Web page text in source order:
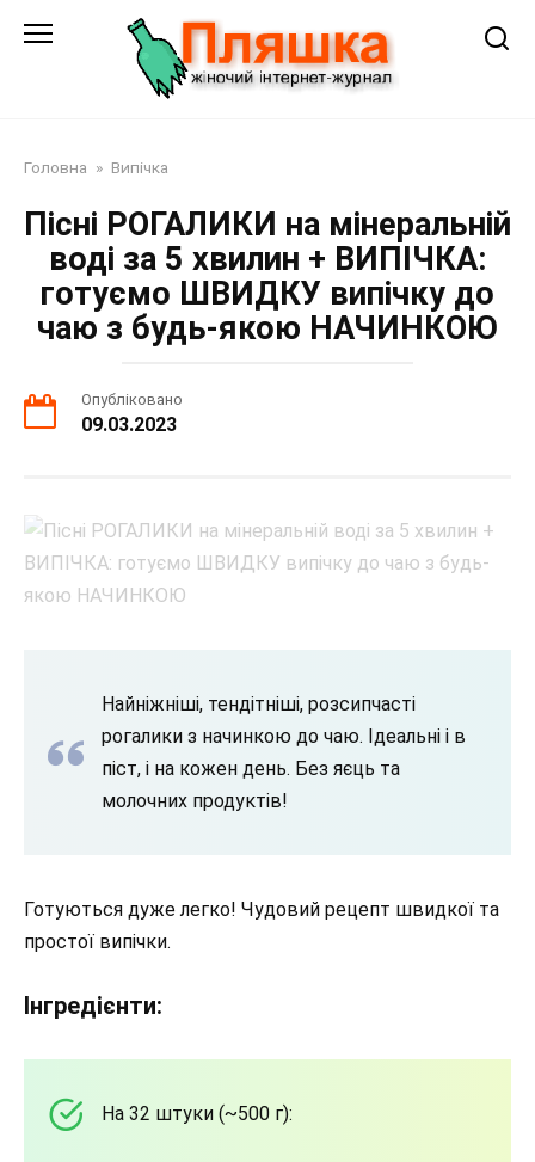
Головна » Випічка
Пісні РОГАЛИКИ на мінеральній
воді за 5 хвилин + ВИПІЧКА:
готуємо ШВИДКУ випічку до
чаю з будь-якою НАЧИНКОЮ
Опубліковано
09.03.2023
Найніжніші, тендітніші, розсипчасті
рогалики з начинкою до чаю. Ідеальні і в
піст, і на кожен день. Без яєць та
молочних продуктів!
Готуються дуже легко! Чудовий рецепт швидкої та
простої випічки.
Інгредієнти:
На 32 штуки (~500 г):